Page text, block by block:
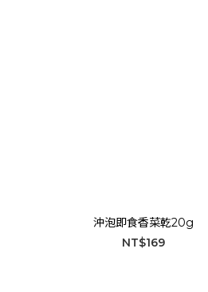
沖泡即食香菜乾20g
NT$169